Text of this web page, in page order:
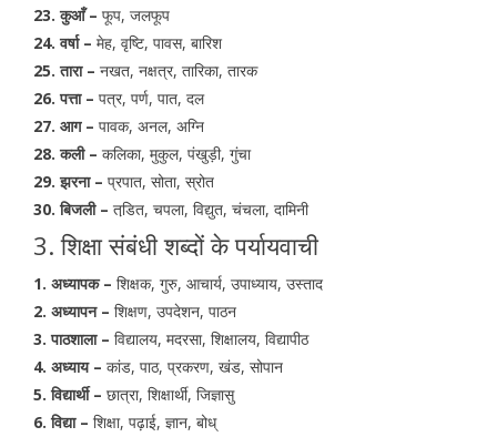
23. कुआँ – फूप, जलफूप
24. वर्षा – मेह, वृष्टि, पावस, बारिश
25. तारा – नखत, नक्षत्र, तारिका, तारक
26. पत्ता – पत्र, पर्ण, पात, दल
27. आग – पावक, अनल, अग्नि
28. कली – कलिका, मुकुल, पंखुड़ी, गुंचा
29. झरना – प्रपात, सोता, स्रोत
30. बिजली – तडि़त, चपला, विद्युत, चंचला, दामिनी
3. शिक्षा संबंधी शब्दों के पर्यायवाची
1. अध्यापक – शिक्षक, गुरु, आचार्य, उपाध्याय, उस्ताद
2. अध्यापन – शिक्षण, उपदेशन, पाठन
3. पाठशाला – विद्यालय, मदरसा, शिक्षालय, विद्यापीठ
4. अध्याय – कांड, पाठ, प्रकरण, खंड, सोपान
5. विद्यार्थी – छात्रा, शिक्षार्थी, जिज्ञासु
6. विद्या – शिक्षा, पढ़ाई, ज्ञान, बोध्